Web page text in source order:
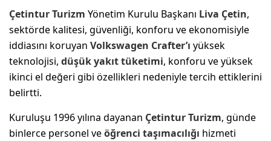
Çetintur Turizm Yönetim Kurulu Başkanı Liva Çetin,
sektörde kalitesi, güvenliği, konforu ve ekonomisiyle
iddiasını koruyan Volkswagen Crafter’ı yüksek
teknolojisi, düşük yakıt tüketimi, konforu ve yüksek
ikinci el değeri gibi özellikleri nedeniyle tercih ettiklerini
belirtti.
Kuruluşu 1996 yılına dayanan Çetintur Turizm, günde
binlerce personel veöğrenci taşımacılığı hizmeti